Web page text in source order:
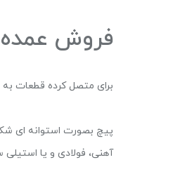
فروش عمده
برای متصل کرده قطعات
پیچ بصورت استوانه ای
آهنی، فولادی و یا